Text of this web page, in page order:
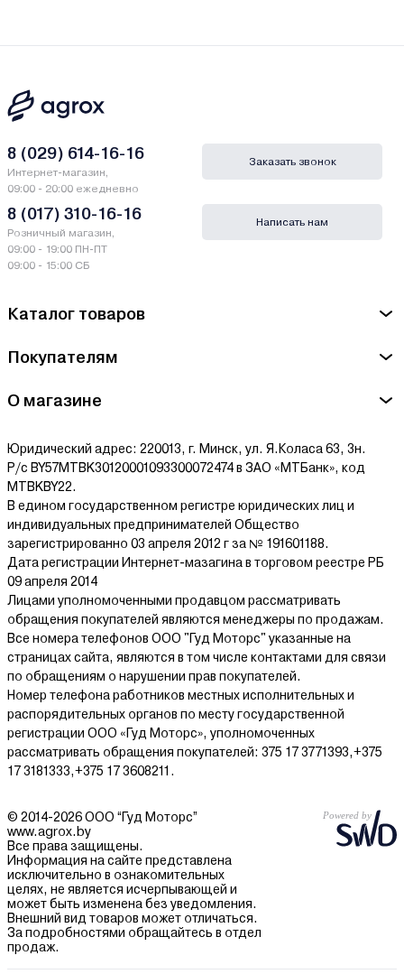
Каталог товаров
Покупателям
О магазине
Юридический адрес: 220013, г. Минск, ул. Я.Коласа 63, 3н.
Р/с BY57MTBK30120001093300072474 в ЗАО «МТБанк», код
MTBKBY22.
В едином государственном регистре юридических лиц и
индивидуальных предпринимателей Общество
зарегистрированно 03 апреля 2012 г за № 191601188.
Дата регистрации Интернет-мазагина в торговом реестре РБ
09 апреля 2014
Лицами уполномоченными продавцом рассматривать
обращения покупателей являются менеджеры по продажам.
Все номера телефонов ООО "Гуд Моторс" указанные на
страницах сайта, являются в том числе контактами для связи
по обращениям о нарушении прав покупателей.
Номер телефона работников местных исполнительных и
распорядительных органов по месту государственной
регистрации ООО «Гуд Моторс», уполномоченных
рассматривать обращения покупателей: 375 17 3771393,+375
17 3181333,+375 17 3608211.
8 (029) 614-16-16
Интернет-магазин,
09:00 - 20:00 ежедневно
8 (017) 310-16-16
Розничный магазин,
09:00 - 19:00 ПН-ПТ
09:00 - 15:00 СБ
Заказать звонок
Написать нам
© 2014-2026 ООО “Гуд Моторс”
www.agrox.by
Все права защищены.
Информация на сайте представлена
исключительно в ознакомительных
целях, не является исчерпывающей и
может быть изменена без уведомления.
Внешний вид товаров может отличаться.
За подробностями обращайтесь в отдел
продаж.